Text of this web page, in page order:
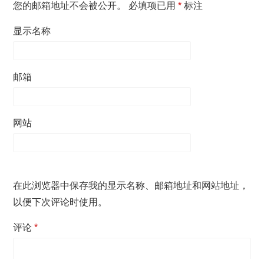
您的邮箱地址不会被公开。 必填项已用* 标注
显示名称
邮箱
网站
在此浏览器中保存我的显示名称、邮箱地址和网站地址，
以便下次评论时使用。
评论*